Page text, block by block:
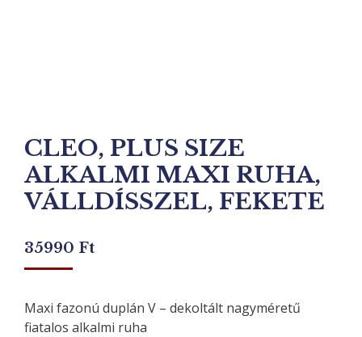
CLEO, PLUS SIZE
ALKALMI MAXI RUHA,
VÁLLDÍSSZEL, FEKETE
35990 Ft
Maxi fazonú duplán V – dekoltált nagyméretű
fiatalos alkalmi ruha